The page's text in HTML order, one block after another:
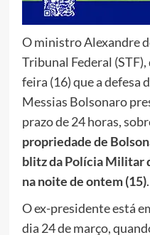
O ministro Alexandre
Tribunal Federal
feira (16) que a defesa
Messias Bolsonaro
prazo de 24 horas,
propriedade de
blitz da Polícia Militar
na noite de ontem (15).
O ex-presidente está
dia 24 de março,